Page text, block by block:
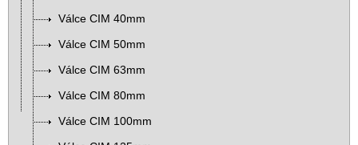
Válce CIM 40mm
Válce CIM 50mm
Válce CIM 63mm
Válce CIM 80mm
Válce CIM 100mm